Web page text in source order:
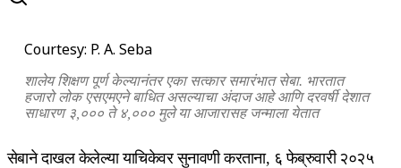
Courtesy: P. A. Seba
शालेय शिक्षण पूर्ण केल्यानंतर एका सत्कार समारंभात सेबा. भारतात
हजारो लोक एसएमएने बाधित असल्याचा अंदाज आहे आणि दरवर्षी देशात
साधारण ३,००० ते ४,००० मुले या आजारासह जन्माला येतात
सेबाने दाखल केलेल्या याचिकेवर सुनावणी करताना, ६ फेब्रुवारी २०२५